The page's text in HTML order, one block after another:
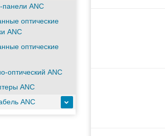
г. инвентаризация на складе. Отгрузка
устройством и масштабируемым
панели ANC
оптические
ANC
оптические
оптический ANC
ANC
ANC